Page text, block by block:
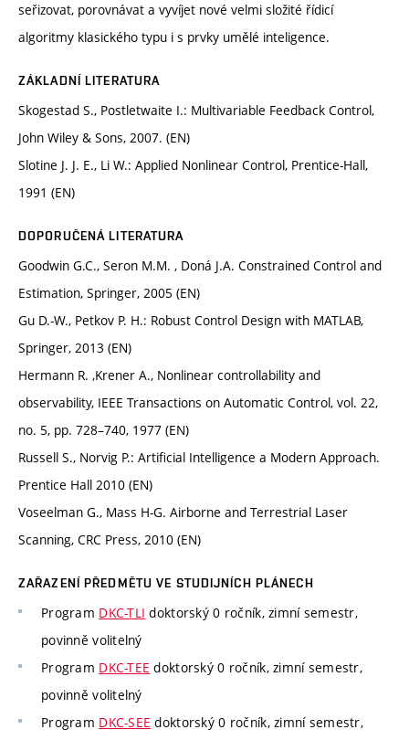
seřizovat, porovnávat a vyvíjet nové velmi složité řídicí
algoritmy klasického typu i s prvky umělé inteligence.
ZÁKLADNÍ LITERATURA
Skogestad S., Postletwaite I.: Multivariable Feedback Control,
John Wiley & Sons, 2007. (EN)
Slotine J. J. E., Li W.: Applied Nonlinear Control, Prentice-Hall,
1991 (EN)
DOPORUČENÁ LITERATURA
Goodwin G.C., Seron M.M. , Doná J.A. Constrained Control and
Estimation, Springer, 2005 (EN)
Gu D.-W., Petkov P. H.: Robust Control Design with MATLAB,
Springer, 2013 (EN)
Hermann R. ,Krener A., Nonlinear controllability and
observability, IEEE Transactions on Automatic Control, vol. 22,
no. 5, pp. 728–740, 1977 (EN)
Russell S., Norvig P.: Artificial Intelligence a Modern Approach.
Prentice Hall 2010 (EN)
Voseelman G., Mass H-G. Airborne and Terrestrial Laser
Scanning, CRC Press, 2010 (EN)
ZAŘAZENÍ PŘEDMĚTU VE STUDIJNÍCH PLÁNECH
Program DKC-TLI doktorský 0 ročník, zimní semestr,
povinně volitelný
Program DKC-TEE doktorský 0 ročník, zimní semestr,
povinně volitelný
Program DKC-SEE doktorský 0 ročník, zimní semestr,